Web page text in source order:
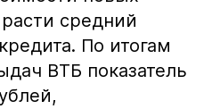
средний
По итогам
ВТБ показатель